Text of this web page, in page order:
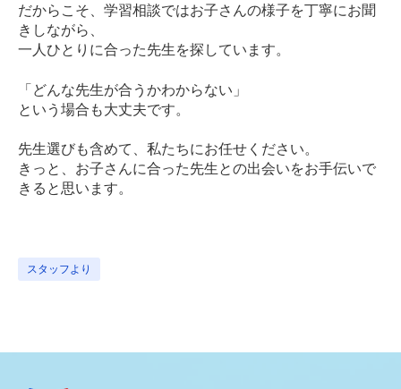
だからこそ、学習相談ではお子さんの様子を丁寧にお聞
きしながら、
一人ひとりに合った先生を探しています。
「どんな先生が合うかわからない」
という場合も大丈夫です。
先生選びも含めて、私たちにお任せください。
きっと、お子さんに合った先生との出会いをお手伝いで
きると思います。
スタッフより